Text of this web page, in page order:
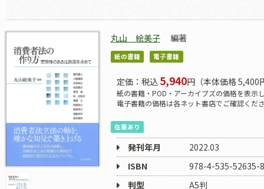
丸山 絵美子 編著
紙の書籍 電子書籍
定価：税込 5,940円（本体価格 5,400
紙の書籍・POD・アーカイブズの価格を表示
電子書籍の価格は各ネット書店でご確認くだ
在庫あり
発刊年月
2022.03
ISBN
978-4-535-52635-8
判型
A5判